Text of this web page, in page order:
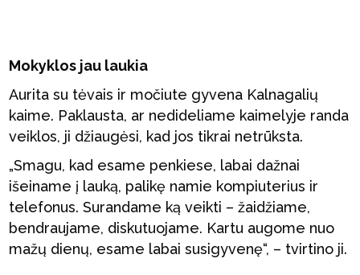
Mokyklos jau laukia
Aurita su tėvais ir močiute gyvena Kalnagalių
kaime. Paklausta, ar nedideliame kaimelyje randa
veiklos, ji džiaugėsi, kad jos tikrai netrūksta.
„Smagu, kad esame penkiese, labai dažnai
išeiname į lauką, palikę namie kompiuterius ir
telefonus. Surandame ką veikti – žaidžiame,
bendraujame, diskutuojame. Kartu augome nuo
mažų dienų, esame labai susigyvenę“, – tvirtino ji.